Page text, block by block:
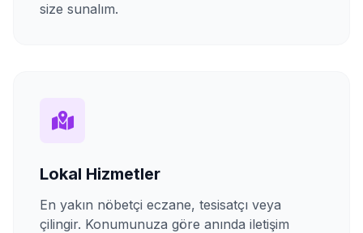
size sunalım.
Lokal Hizmetler
En yakın nöbetçi eczane, tesisatçı veya
çilingir. Konumunuza göre anında iletişim